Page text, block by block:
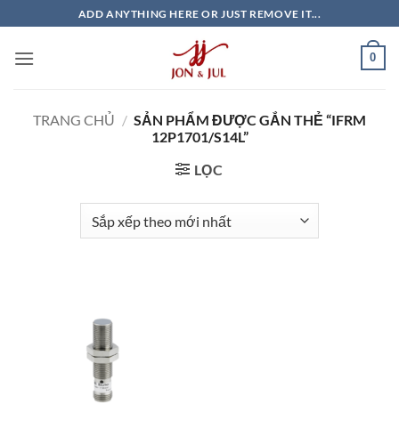
qua
nội
ADD ANYTHING HERE OR JUST REMOVE IT...
0
TRANG CHỦ / SẢN PHẨM ĐƯỢC GẮN THẺ “IFRM
12P1701/S14L”
LỌC